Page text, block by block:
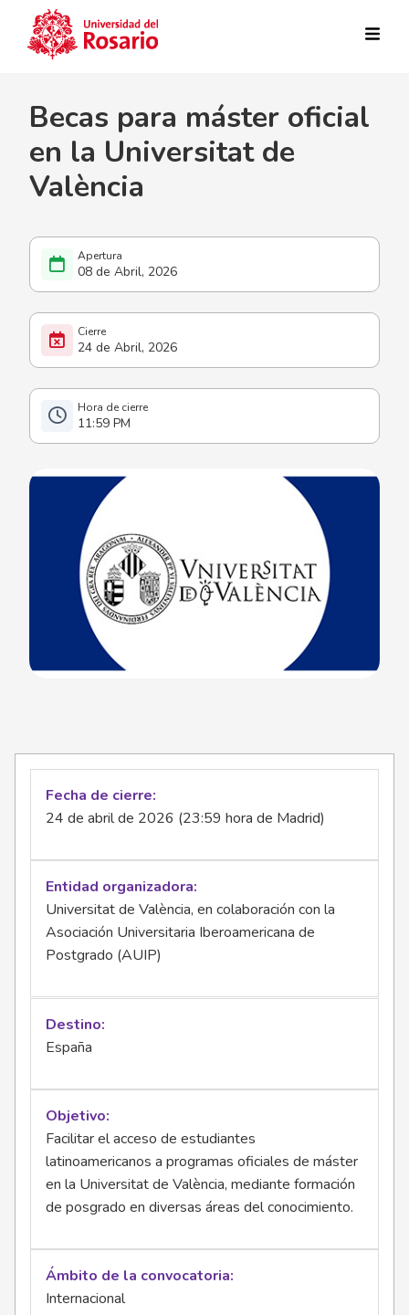
08 de Abril, 2026
24 de Abril, 2026
11:59 PM
Becas para máster oficial
en la Universitat de
València
Fecha de cierre
24 de abril de 2026 (23:59 hora de Madrid)
Entidad organizadora
Universitat de València, en colaboración con la
Asociación Universitaria Iberoamericana de
Postgrado (AUIP)
Destino
España
Objetivo
Facilitar el acceso de estudiantes
latinoamericanos a programas oficiales de máster
en la Universitat de València, mediante formación
de posgrado en diversas áreas del conocimiento.
Ámbito de la convocatoria
Internacional